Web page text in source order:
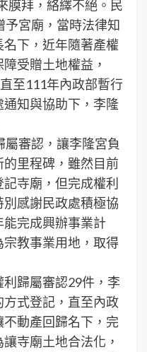
膜拜，絡繹不絕。民
予宮廟，當時法律知
下，近年隨著產權
受贈土地權益，
至111年內政部暫行
知與協助下，李隆
審認，讓李隆宮負
里程碑，雖然目前
寺廟，但完成權利
感謝民政處積極協
完成興辦事業計
教事業用地，取得
歸屬審認29件，李
式登記，直至內政
動產回歸名下，完
寺廟土地合法化，